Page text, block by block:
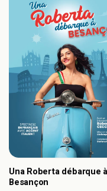
Una Roberta débarque à
Besançon